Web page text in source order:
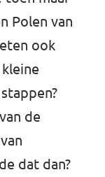
Polen van
ook
de
dat dan?